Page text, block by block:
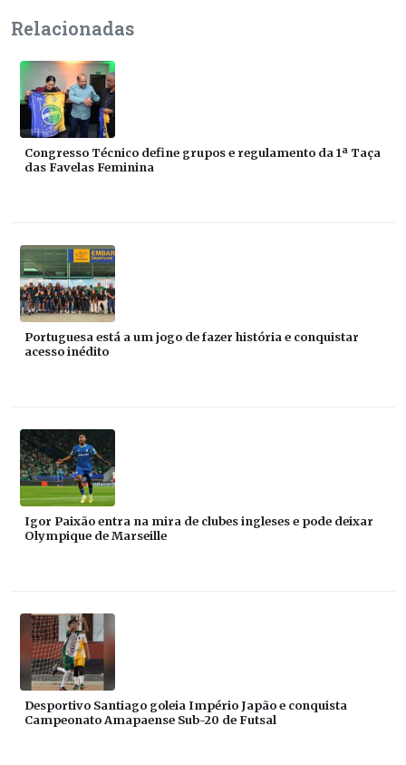
Relacionadas
Congresso Técnico define grupos e regulamento da 1ª Taça
das Favelas Feminina
Portuguesa está a um jogo de fazer história e conquistar
acesso inédito
Igor Paixão entra na mira de clubes ingleses e pode deixar
Olympique de Marseille
Desportivo Santiago goleia Império Japão e conquista
Campeonato Amapaense Sub-20 de Futsal